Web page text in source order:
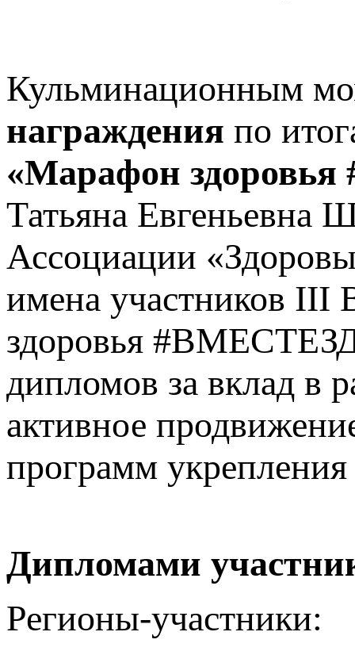
Кульминационным
награждения по
«Марафон
Татьяна Евгеньевна
Ассоциации
имена участников III
здоровья
дипломов за вклад в
активное
программ
Дипломами
Регионы-участники: